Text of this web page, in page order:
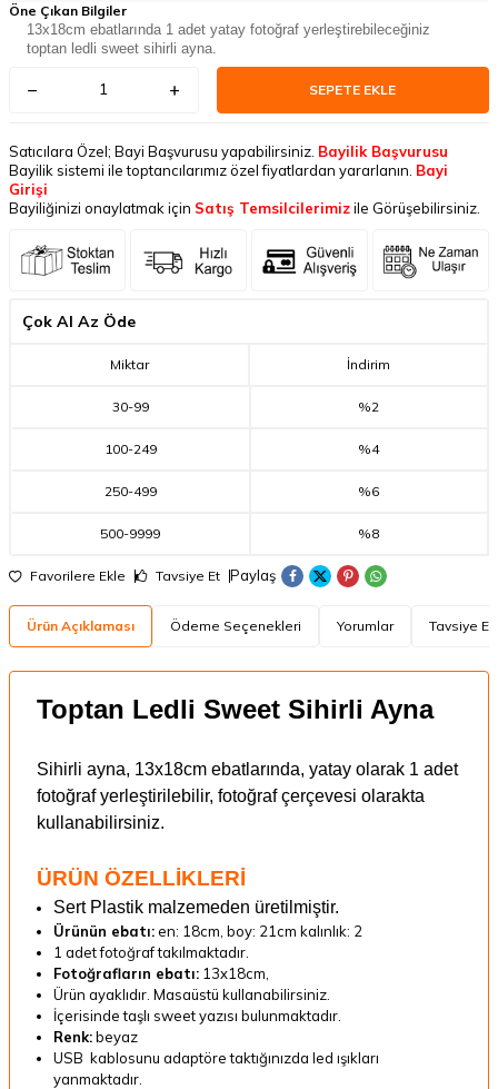
Öne Çıkan Bilgiler
13x18cm ebatlarında 1 adet yatay fotoğraf yerleştirebileceğiniz
toptan ledli sweet sihirli ayna.
SEPETE EKLE
Satıcılara Özel; Bayi Başvurusu yapabilirsiniz. Bayilik Başvurusu
Bayilik sistemi ile toptancılarımız özel fiyatlardan yararlanın. Bayi
Girişi
Bayiliğinizi onaylatmak için Satış Temsilcilerimizile Görüşebilirsiniz.
Çok Al Az Öde
Miktar İndirim
30-99 %2
100-249 %4
250-499 %6
500-9999 %8
Favorilere Ekle Tavsiye Et Paylaş
Ürün Açıklaması Ödeme Seçenekleri Yorumlar Tavsiye Et
Toptan Ledli Sweet Sihirli Ayna
Sihirli ayna, 13x18cm ebatlarında, yatay olarak 1 adet
fotoğraf yerleştirilebilir, fotoğraf çerçevesi olarakta
kullanabilirsiniz.
ÜRÜN ÖZELLİKLERİ
Sert Plastik malzemeden üretilmiştir.
Ürünün ebatı:en: 18cm, boy: 21cm kalınlık: 2
1 adet fotoğraf takılmaktadır.
Fotoğrafların ebatı: 13x18cm,
Ürün ayaklıdır. Masaüstü kullanabilirsiniz.
İçerisinde taşlı sweet yazısı bulunmaktadır.
Renk:beyaz
USB kablosunu adaptöre taktığınızda led ışıkları
yanmaktadır.